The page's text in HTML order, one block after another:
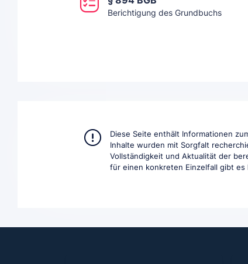
Berichtigung des Grundbuchs
Diese Seite enthält Informationen
Inhalte wurden mit Sorgfalt
Vollständigkeit und Aktualität der
für einen konkreten Einzelfall gibt